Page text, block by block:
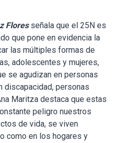
Floresseñala que el 25N es
que pone en evidencia la
las múltiples formas de
adolescentes y mujeres,
se agudizan en personas
discapacidad, personas
Maritza destaca que estas
peligro nuestros
de vida, se viven
como en los hogares y